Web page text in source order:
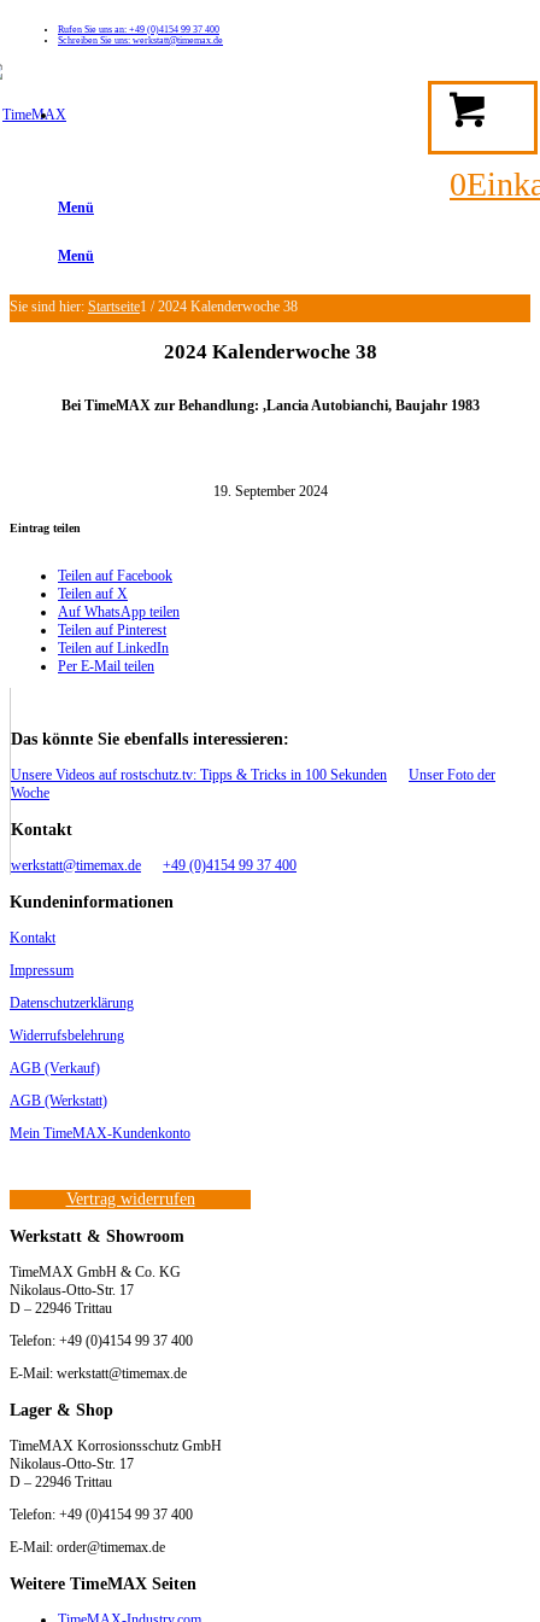
Rufen Sie uns an: +49 (0)4154 99 37 400
Schreiben Sie uns: werkstatt@timemax.de
0
Menü
Menü
Sie sind hier: Startseite1 / 2024 Kalenderwoche 38
2024 Kalenderwoche 38
Bei TimeMAX zur Behandlung: ,Lancia Autobianchi,Baujahr 1983
19. September 2024
Eintrag teilen
Teilen auf Facebook
Teilen auf X
Auf WhatsApp teilen
Teilen auf Pinterest
Teilen auf LinkedIn
Per E-Mail teilen
Das könnte Sie ebenfalls interessieren:
Unsere Videos auf rostschutz.tv: Tipps & Tricks in 100 Sekunden
Unser Foto der
Woche
Kontakt
werkstatt@timemax.de +49 (0)4154 99 37 400
Kundeninformationen
Kontakt
Impressum
Datenschutzerklärung
Widerrufsbelehrung
AGB (Verkauf)
AGB (Werkstatt)
Mein TimeMAX-Kundenkonto
Vertrag widerrufen
Werkstatt & Showroom
TimeMAX GmbH & Co. KG
Nikolaus-Otto-Str. 17
D – 22946 Trittau
Telefon: +49 (0)4154 99 37 400
E-Mail: werkstatt@timemax.de
Lager & Shop
TimeMAX Korrosionsschutz GmbH
Nikolaus-Otto-Str. 17
D – 22946 Trittau
Telefon: +49 (0)4154 99 37 400
E-Mail: order@timemax.de
Weitere TimeMAX Seiten